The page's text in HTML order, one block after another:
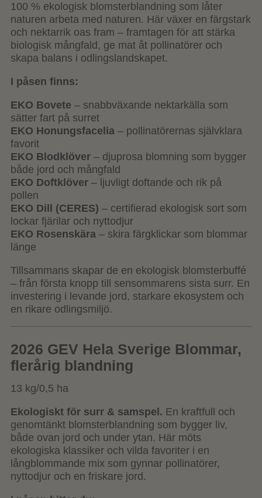
100 % ekologisk blomsterblandning som låter
naturen arbeta med naturen. Här växer en färgstark
och nektarrik oas fram – framtagen för att stärka
biologisk mångfald, ge mat åt pollinatörer och
skapa balans i odlingslandskapet.
I påsen finns:
EKO Bovete – snabbväxande nektarkälla som
sätter fart på surret
EKO Honungsfacelia – pollinatörernas självklara
favorit
EKO Blodklöver – djuprosa blomning som bygger
både jord och mångfald
EKO Doftklöver – ljuvligt doftande och rik på
pollen
EKO Dill (CERES) – certifierad ekologisk sort som
lockar fjärilar och nyttodjur
EKO Rosenskära – skira färgklickar som blommar
länge
Tillsammans skapar de en ekologisk blomsterbuffé
– från första knopp till sensommarens sista surr. En
investering i levande jord, starkare ekosystem och
en rikare odlingsmiljö.
2026 GEV Hela Sverige Blommar,
flerårig blandning
13 kg/0,5 ha
Ekologiskt för surr & samspel. En kraftfull och
genomtänkt blomsterblandning som bygger liv,
både ovan jord och under ytan. Här möts
ekologiska klassiker och vilda favoriter i en
långblommande mix som gynnar pollinatörer,
nyttodjur och en friskare jord.